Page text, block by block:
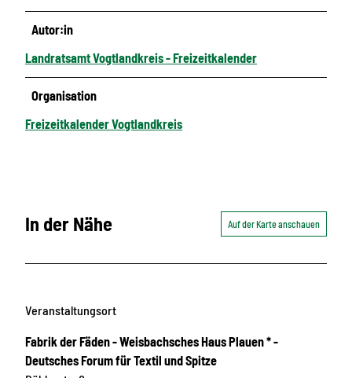
Autor:in
Landratsamt Vogtlandkreis - Freizeitkalender
Organisation
Freizeitkalender Vogtlandkreis
In der Nähe Auf der Karte anschauen
Veranstaltungsort
Fabrik der Fäden - Weisbachsches Haus Plauen * -
Deutsches Forum für Textil und Spitze